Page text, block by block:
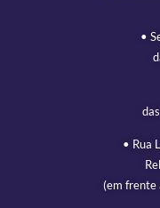
•
• Rua
(em frente